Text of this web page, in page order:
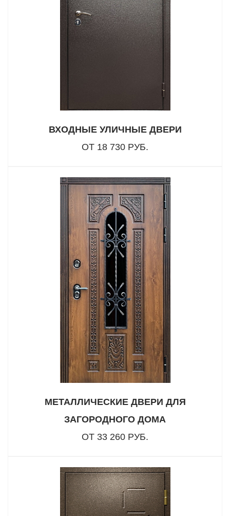
ВХОДНЫЕ УЛИЧНЫЕ ДВЕРИ
ОТ 18 730 РУБ.
МЕТАЛЛИЧЕСКИЕ ДВЕРИ ДЛЯ
ЗАГОРОДНОГО ДОМА
ОТ 33 260 РУБ.